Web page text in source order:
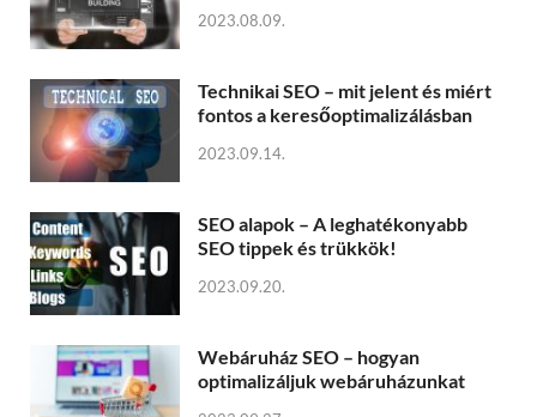
2023.08.09.
Technikai SEO – mit jelent és miért
fontos a keresőoptimalizálásban
2023.09.14.
SEO alapok – A leghatékonyabb
SEO tippek és trükkök!
2023.09.20.
Webáruház SEO – hogyan
optimalizáljuk webáruházunkat